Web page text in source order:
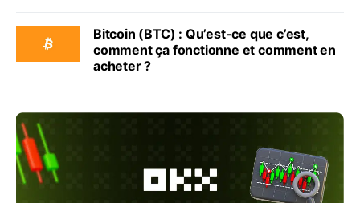
Bitcoin (BTC) : Qu’est-ce que c’est,
comment ça fonctionne et comment en
acheter ?